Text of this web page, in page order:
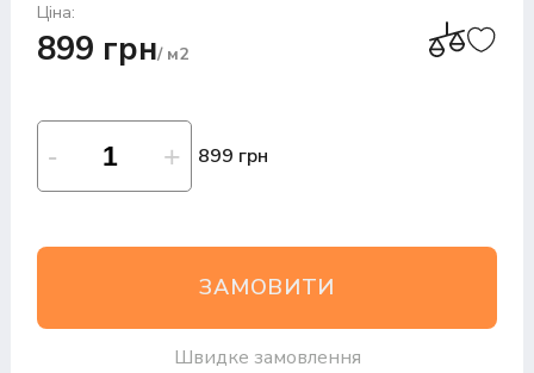
Ціна:
899 грн/ м2
899 грн
ЗАМОВИТИ
Швидке замовлення